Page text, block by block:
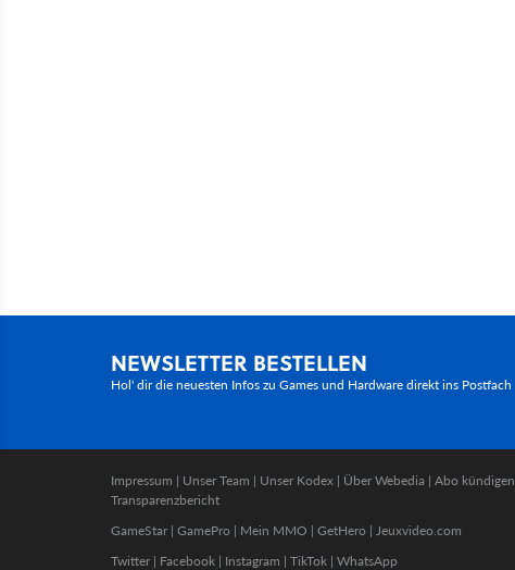
NEWSLETTER BESTELLEN
Hol' dir die neuesten Infos zu Games und Hardware direkt ins Postfach
Impressum | Unser Team | Unser Kodex | Über Webedia | Abo kündigen
Transparenzbericht
GameStar | GamePro | Mein MMO | GetHero | Jeuxvideo.com
Twitter | Facebook | Instagram | TikTok | WhatsApp